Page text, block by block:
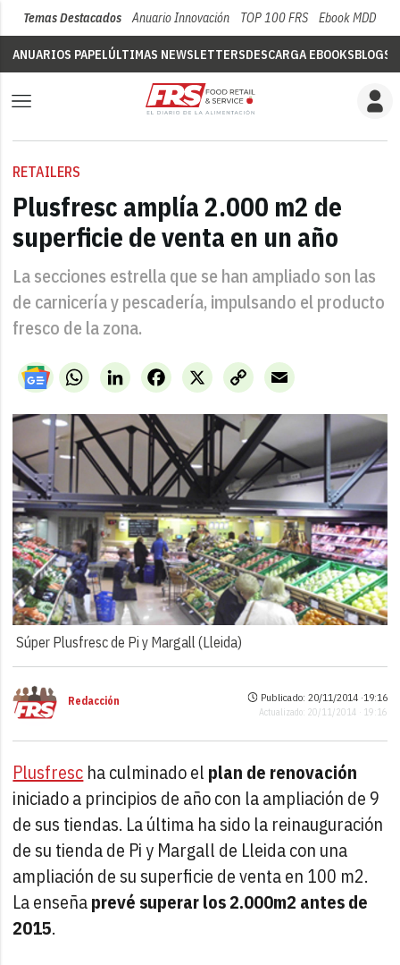
Temas Destacados Anuario Innovación TOP 100 FRS Ebook MDD
ANUARIOS PAPELÚLTIMAS NEWSLETTERSDESCARGA EBOOKSBLOGS
RETAILERS
Plusfresc amplía 2.000 m2 de
superficie de venta en un año
La secciones estrella que se han ampliado son las
de carnicería y pescadería, impulsando el producto
fresco de la zona.
WhatsAppLinkedIn X
Facebook
Copy
Link
Email
Súper Plusfresc de Pi y Margall (Lleida)
Redacción Publicado: 20/11/2014 ·19:16
Actualizado: 20/11/2014 · 19:16
Plusfresc ha culminado el plan de renovación
iniciado a principios de año con la ampliación de 9
de sus tiendas. La última ha sido la reinauguración
de su tienda de Pi y Margall de Lleida con una
ampliación de su superficie de venta en 100 m2.
La enseñaprevé superar los 2.000m2 antes de
2015.